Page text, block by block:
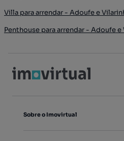
Villa para arrendar - Adoufe e
Penthouse para arrendar - Adoufe
Sobre o Imovirtual